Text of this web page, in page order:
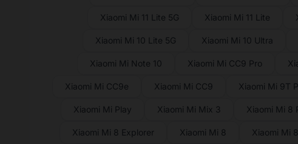
Xiaomi Mi 11 Lite 5G Xiaomi Mi 11 Lite
Xiaomi Mi 10 Lite 5G Xiaomi Mi 10 Ultra
Xiaomi Mi Note 10 Xiaomi Mi CC9 Pro
Xiaomi Mi CC9e Xiaomi Mi CC9 Xiaomi Mi 9T
Xiaomi Mi Play Xiaomi Mi Mix 3 Xiaomi Mi 8
Xiaomi Mi 8 Explorer Xiaomi Mi 8 Xiaomi Mi